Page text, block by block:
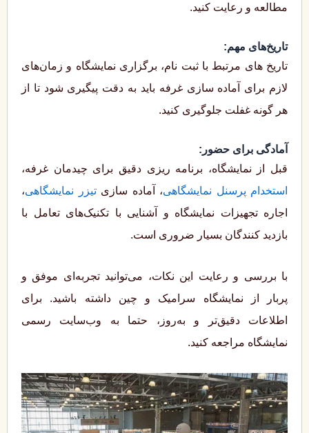
مطالعه و رعایت کنید.
تاریخ‌های مهم:
تاریخ ‌های مرتبط با ثبت ‌نام، برگزاری نمایشگاه و زمان‌های
لازم برای آماده‌ سازی غرفه باید به دقت پیگیری شود تا از
هر گونه غفلت جلوگیری کنید.
آمادگی برای حضور:
قبل از نمایشگاه، برنامه‌ ریزی دقیق برای چیدمان غرفه،
استخدام پرسنل نمایشگاهی، آماده ‌سازیتیزر نمایشگاهی،
اجاره تجهیزات نمایشگاه و آشنایی با تکنیک‌های تعامل با
بازدید کنندگان بسیار ضروری است.
با بررسی و رعایت این نکات، می‌توانید تجربه‌ای موفق و
پربار از نمایشگاه سرامیک و چین داشته باشید. برای
اطلاعات دقیق‌تر و به‌روز، حتما به وب‌سایت رسمی
نمایشگاه مراجعه کنید.